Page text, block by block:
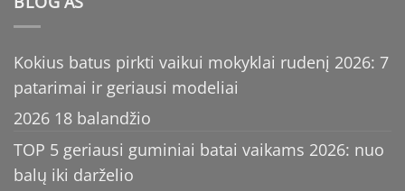
Kokius batus pirkti vaikui mokyklai rudenį 2026: 7
patarimai ir geriausi modeliai
2026 18 balandžio
TOP 5 geriausi guminiai batai vaikams 2026: nuo
balų iki darželio